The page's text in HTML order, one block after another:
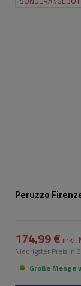
Peruzzo
kompatibel mit
174,99 € inkl.
Niedrigster Preis in
Große Menge